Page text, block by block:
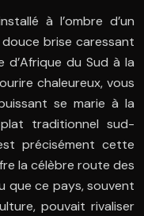
à l’ombre d’un
brise caressant
du Sud à la
chaleureux, vous
se marie à la
traditionnel sud-
précisément cette
la célèbre route des
que ce pays, souvent
pouvait rivaliser